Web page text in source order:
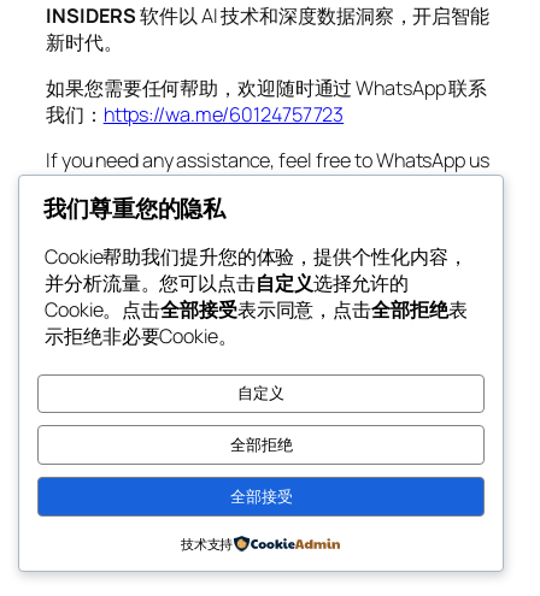
INSIDERS软件以 AI 技术和深度数据洞察，开启智能
新时代。
如果您需要任何帮助，欢迎随时通过 WhatsApp 联系
我们： https://wa.me/60124757723
If you need any assistance, feel free to WhatsApp us
https://wa.me/60124757723
2006-01-11
我们尊重您的隐私
Cookie帮助我们提升您的体验，提供个性化内容，
并分析流量。您可以点击自定义选择允许的
Cookie。点击全部接受表示同意，点击全部拒绝表
示拒绝非必要Cookie。
自定义
全部拒绝
全部接受
技术支持